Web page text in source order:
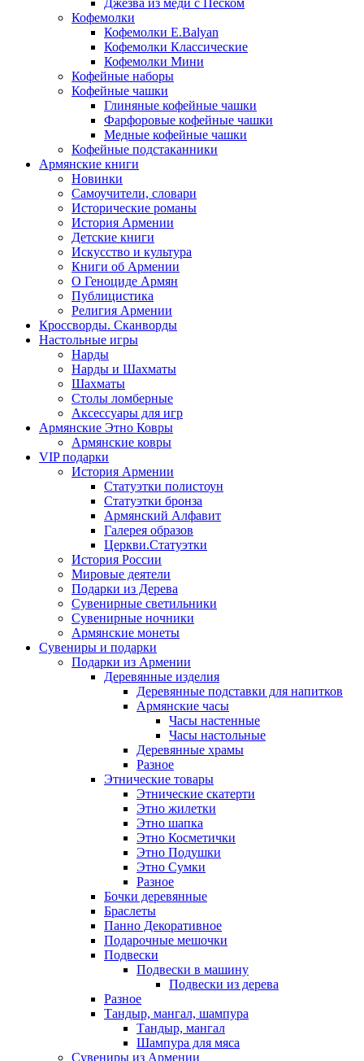
Джезва из меди с Песком
Кофемолки
Кофемолки E.Balyan
Кофемолки Классические
Кофемолки Мини
Кофейные наборы
Кофейные чашки
Глиняные кофейные чашки
Фарфоровые кофейные чашки
Медные кофейные чашки
Кофейные подстаканники
Армянские книги
Новинки
Самоучители, словари
Исторические романы
История Армении
Детские книги
Иcкусство и культура
Книги об Армении
О Геноциде Армян
Публицистика
Религия Армении
Кроссворды. Сканворды
Настольные игры
Нарды
Нарды и Шахматы
Шахматы
Столы ломберные
Аксессуары для игр
Армянские Этно Ковры
Армянские ковры
VIP подарки
История Армении
Статуэтки полистоун
Статуэтки бронза
Армянский Алфавит
Галерея образов
Церкви.Статуэтки
История России
Мировые деятели
Подарки из Дерева
Сувенирные светильники
Сувенирные ночники
Армянские монеты
Сувениры и подарки
Подарки из Армении
Деревянные изделия
Деревянные подставки для напитков
Армянские часы
Часы настенные
Часы настольные
Деревянные храмы
Разное
Этнические товары
Этнические скатерти
Этно жилетки
Этно шапка
Этно Косметички
Этно Подушки
Этно Сумки
Разное
Бочки деревянные
Браслеты
Панно Декоративное
Подарочные мешочки
Подвески
Подвески в машину
Подвески из дерева
Разное
Тандыр, мангал, шампура
Тандыр, мангал
Шампура для мяса
Сувениры из Армении